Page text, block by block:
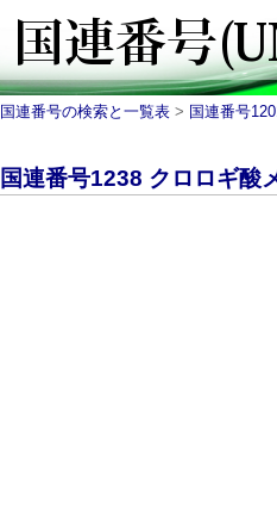
国連番号の検索と一覧表 > 国連番号
国連番号1238 クロロギ酸